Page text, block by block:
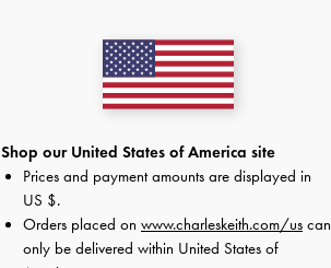
Shop our United States of America site
Prices and payment amounts are displayed in
US $.
Orders placed on www.charleskeith.com/us can
only be delivered within United States of